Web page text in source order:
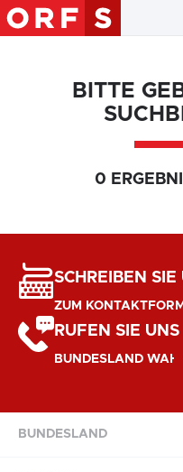
BITTE
0
SCHREIBEN SIE
ZUM
RUFEN SIE UNS
BUNDESLAND